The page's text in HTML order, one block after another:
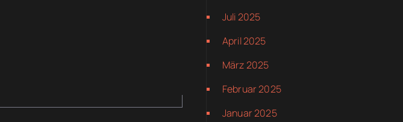
Juli 2025
April 2025
März 2025
Februar 2025
Januar 2025